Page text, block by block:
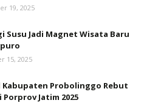
19, 2025
Susu Jadi Magnet Wisata Baru
15, 2025
Kabupaten Probolinggo Rebut
Jatim 2025